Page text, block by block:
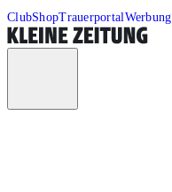
ClubShopTrauerportalWerbung